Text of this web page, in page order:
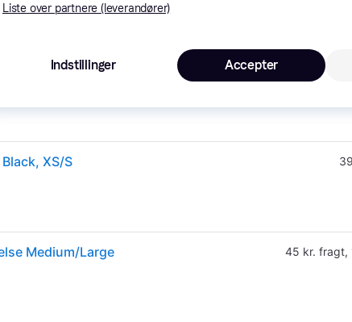
Laveste pris·45 kr. fragt
XS/S
Medium/Large 45 kr. fragt,
Liste over partnere (leverandører)
Indstillinger Accepter